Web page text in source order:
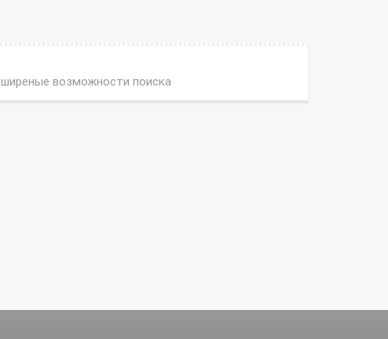
возможности поиска